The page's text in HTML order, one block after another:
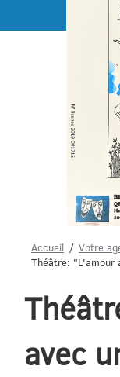
Accueil
Votre
Théâtre: "L'amour
avec